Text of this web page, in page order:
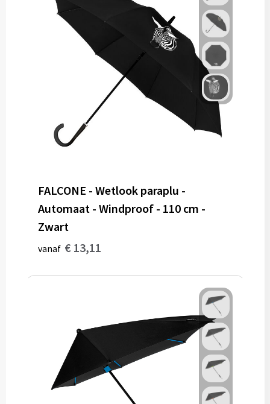
FALCONE - Wetlook paraplu -
Automaat - Windproof - 110 cm -
Zwart
vanaf € 13,11